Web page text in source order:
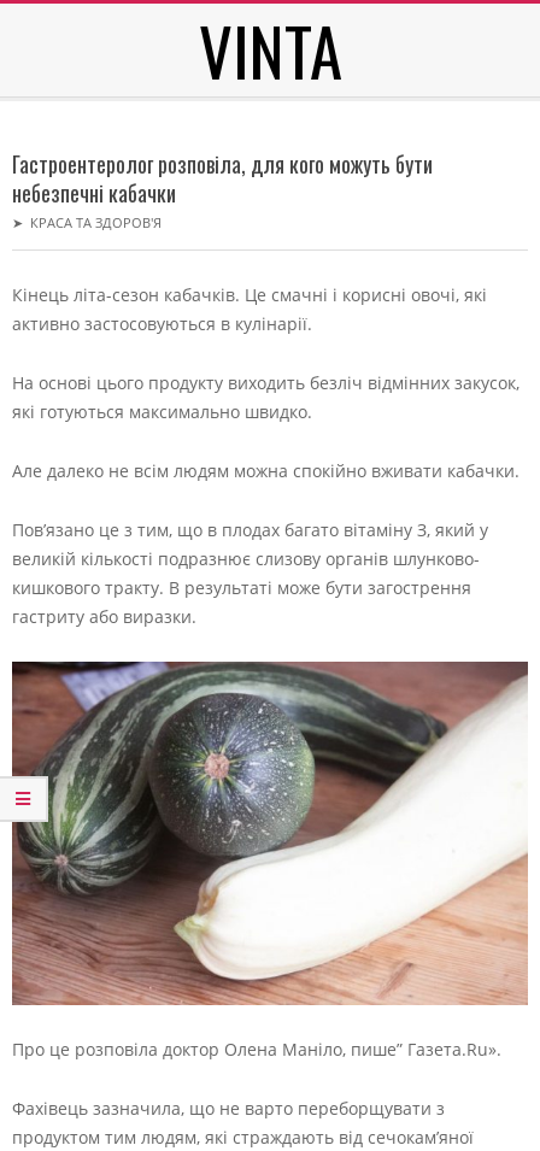
VINTA
Menu
Гастроентеролог розповіла, для кого можуть бути
небезпечні кабачки
➤ КРАСА ТА ЗДОРОВ'Я
Кінець літа-сезон кабачків. Це смачні і корисні овочі, які
активно застосовуються в кулінарії.
На основі цього продукту виходить безліч відмінних закусок,
які готуються максимально швидко.
Але далеко не всім людям можна спокійно вживати кабачки.
Пов’язано це з тим, що в плодах багато вітаміну З, який у
великій кількості подразнює слизову органів шлунково-
кишкового тракту. В результаті може бути загострення
гастриту або виразки.
Про це розповіла доктор Олена Маніло, пише” Газета.Ru».
Фахівець зазначила, що не варто переборщувати з
продуктом тим людям, які страждають від сечокам’яної